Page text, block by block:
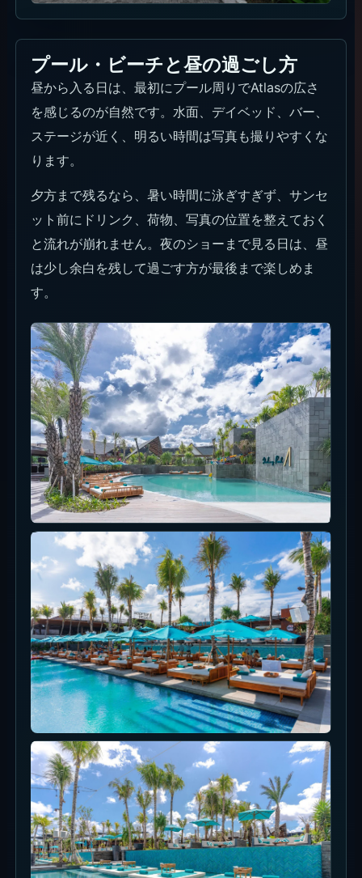
プール・ビーチと昼の過ごし方
昼から入る日は、最初にプール周りでAtlasの広さ
を感じるのが自然です。水面、デイベッド、バー、
ステージが近く、明るい時間は写真も撮りやすくな
ります。
夕方まで残るなら、暑い時間に泳ぎすぎず、サンセ
ット前にドリンク、荷物、写真の位置を整えておく
と流れが崩れません。夜のショーまで見る日は、昼
は少し余白を残して過ごす方が最後まで楽しめま
す。